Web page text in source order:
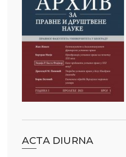
ACTA DIURNA